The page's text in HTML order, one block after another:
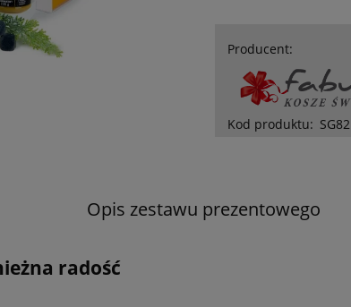
Producent:
Kod produktu: SG82
Opis zestawu prezentowego
radość